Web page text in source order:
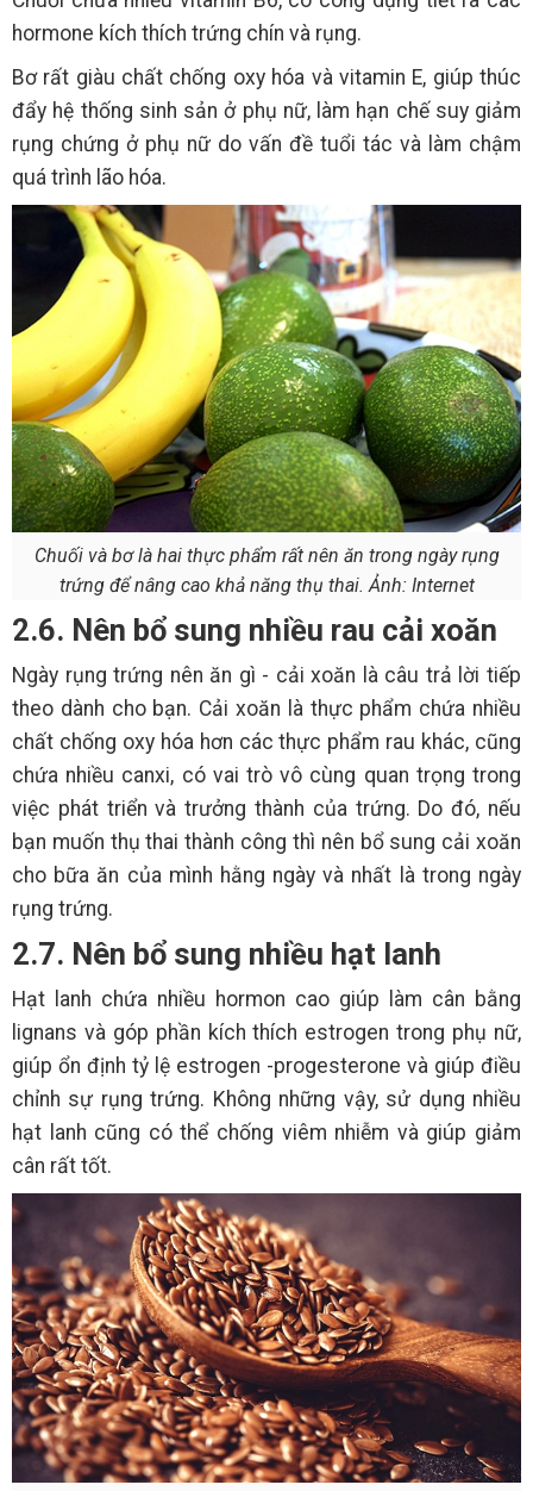
hormone kích thích trứng chín và rụng.
Bơ rất giàu chất chống oxy hóa và vitamin E, giúp thúc
đẩy hệ thống sinh sản ở phụ nữ, làm hạn chế suy giảm
rụng chứng ở phụ nữ do vấn đề tuổi tác và làm chậm
quá trình lão hóa.
Chuối và bơ là hai thực phẩm rất nên ăn trong ngày rụng
trứng để nâng cao khả năng thụ thai. Ảnh: Internet
2.6. Nên bổ sung nhiều rau cải xoăn
Ngày rụng trứng nên ăn gì - cải xoăn là câu trả lời tiếp
theo dành cho bạn. Cải xoăn là thực phẩm chứa nhiều
chất chống oxy hóa hơn các thực phẩm rau khác, cũng
chứa nhiều canxi, có vai trò vô cùng quan trọng trong
việc phát triển và trưởng thành của trứng. Do đó, nếu
bạn muốn thụ thai thành công thì nên bổ sung cải xoăn
cho bữa ăn của mình hằng ngày và nhất là trong ngày
rụng trứng.
2.7. Nên bổ sung nhiều hạt lanh
Hạt lanh chứa nhiều hormon cao giúp làm cân bằng
lignans và góp phần kích thích estrogen trong phụ nữ,
giúp ổn định tỷ lệ estrogen -progesterone và giúp điều
chỉnh sự rụng trứng. Không những vậy, sử dụng nhiều
hạt lanh cũng có thể chống viêm nhiễm và giúp giảm
cân rất tốt.